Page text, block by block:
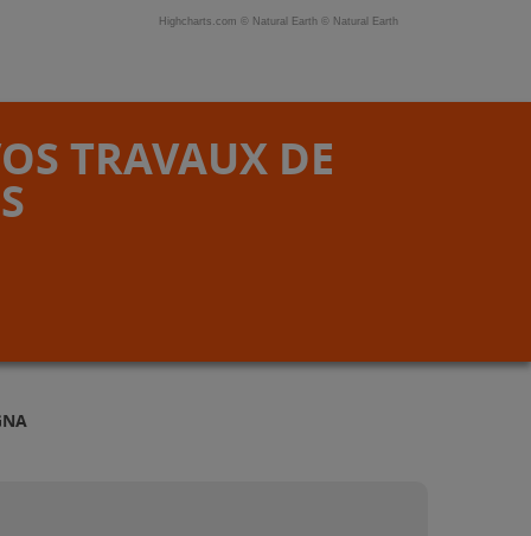
Highcharts.com © Natural Earth © Natural Earth
TRAVAUX DE